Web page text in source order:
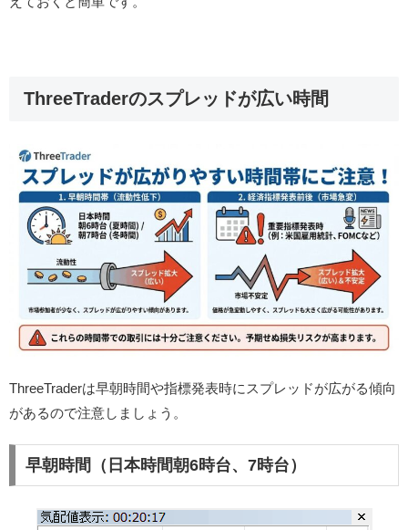
ThreeTraderのスプレッドが広い時間
ThreeTraderは早朝時間や指標発表時にスプレッドが広がる傾向
があるので注意しましょう。
早朝時間（日本時間朝6時台、7時台）